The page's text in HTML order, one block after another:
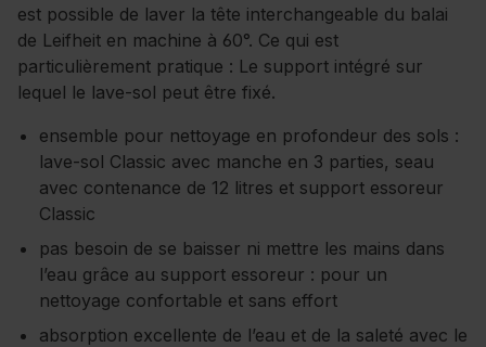
est possible de laver la tête interchangeable du balai
de Leifheit en machine à 60°. Ce qui est
particulièrement pratique : Le support intégré sur
lequel le lave-sol peut être fixé.
ensemble pour nettoyage en profondeur des sols :
lave-sol Classic avec manche en 3 parties, seau
avec contenance de 12 litres et support essoreur
Classic
pas besoin de se baisser ni mettre les mains dans
l’eau grâce au support essoreur : pour un
nettoyage confortable et sans effort
absorption excellente de l’eau et de la saleté avec le